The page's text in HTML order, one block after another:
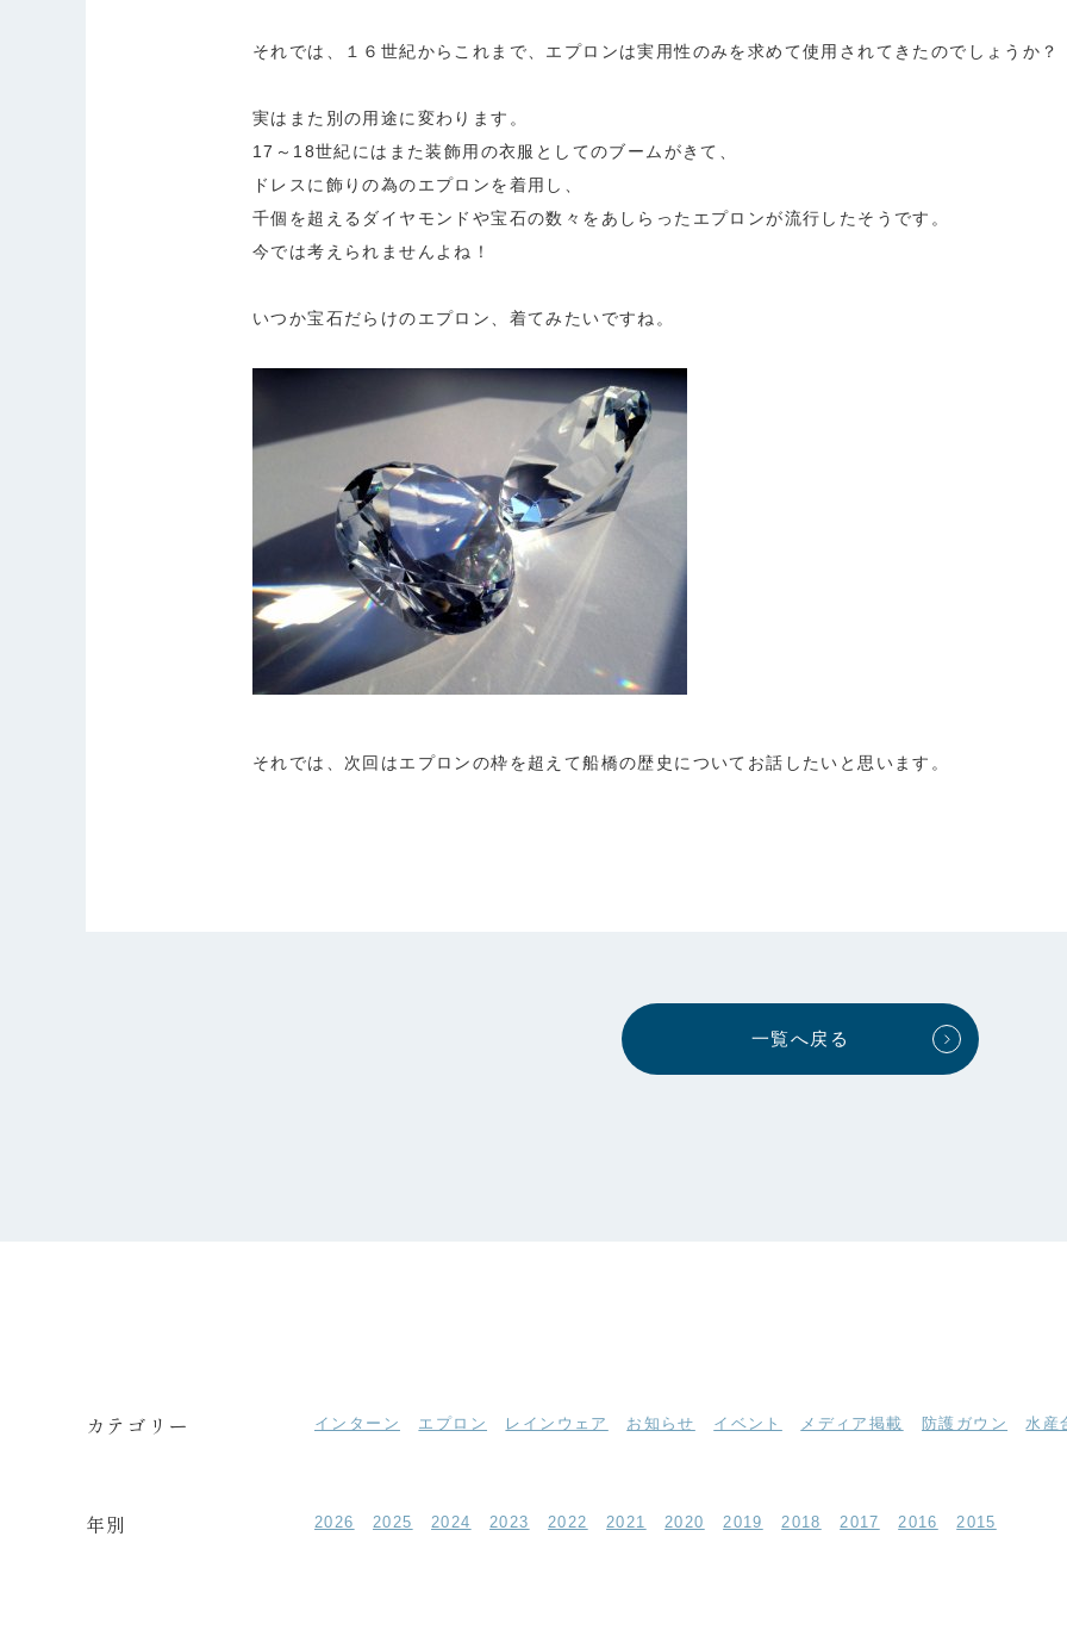
それでは、１６世紀からこれまで、エプロンは実用性のみを求めて使用されてきたのでしょうか？
実はまた別の用途に変わります。
17～18世紀にはまた装飾用の衣服としてのブームがきて、
ドレスに飾りの為のエプロンを着用し、
千個を超えるダイヤモンドや宝石の数々をあしらったエプロンが流行したそうです。
今では考えられませんよね！
いつか宝石だらけのエプロン、着てみたいですね。
それでは、次回はエプロンの枠を超えて船橋の歴史についてお話したいと思います。
一覧へ戻る
カテゴリー インターン エプロン レインウェア お知らせ イベント メディア掲載 防護ガウン 水産
年別 2026 2025 2024 2023 2022 2021 2020 2019 2018 2017 2016 2015